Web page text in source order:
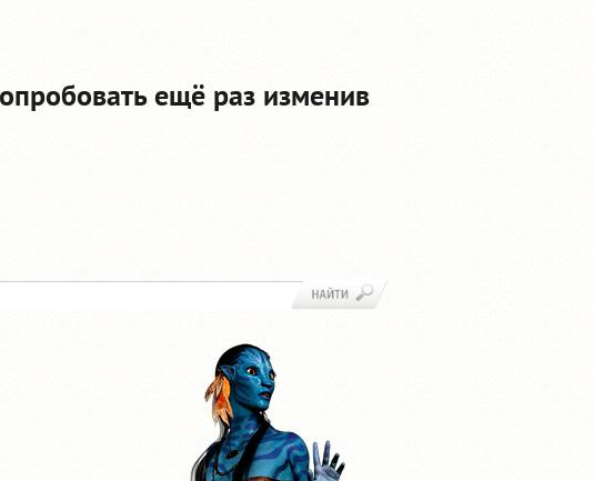
ещё раз изменив